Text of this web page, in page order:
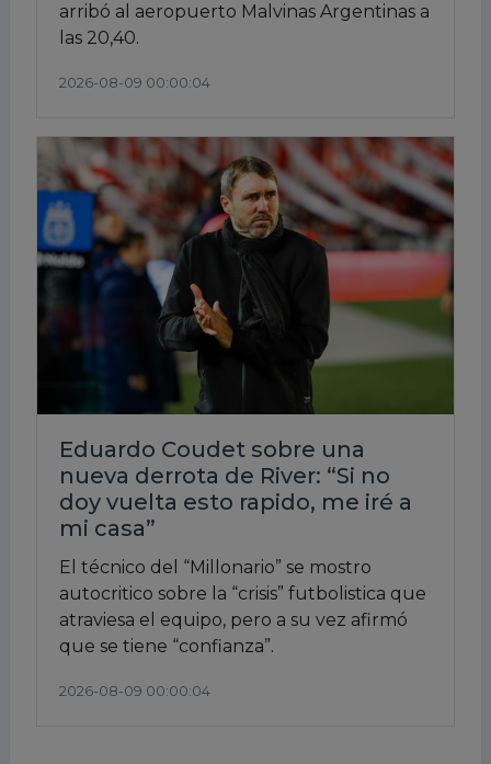
arribó al aeropuerto Malvinas Argentinas a
las 20,40.
2026-08-09 00:00:04
Eduardo Coudet sobre una
nueva derrota de River: “Si no
doy vuelta esto rapido, me iré a
mi casa”
El técnico del “Millonario” se mostro
autocritico sobre la “crisis” futbolistica que
atraviesa el equipo, pero a su vez afirmó
que se tiene “confianza”.
2026-08-09 00:00:04